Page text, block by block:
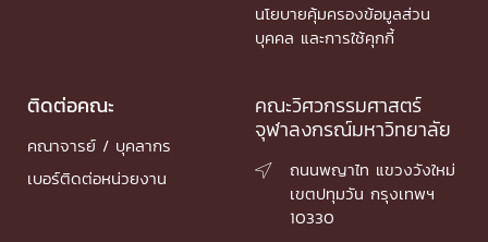
นโยบายคุ้มครองข้อมูลส่วน
บุคคล และการใช้คุกกี้
ติดต่อคณะ
คณาจารย์ / บุคลากร
เบอร์ติดต่อหน่วยงาน
คณะวิศวกรรมศาสตร์
จุฬาลงกรณ์มหาวิทยาลัย

ถนนพญาไท แขวงวังใหม่
เขตปทุมวัน กรุงเทพฯ
10330